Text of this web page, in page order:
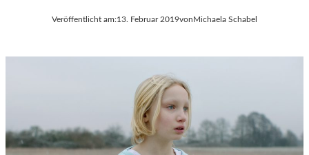
Veröffentlicht am:13. Februar 2019vonMichaela Schabel